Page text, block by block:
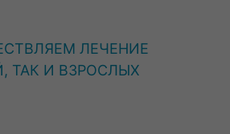
ЛЕЧЕНИЕ
ТАК И ВЗРОСЛЫХ